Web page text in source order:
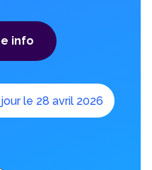
info
le 28 avril 2026